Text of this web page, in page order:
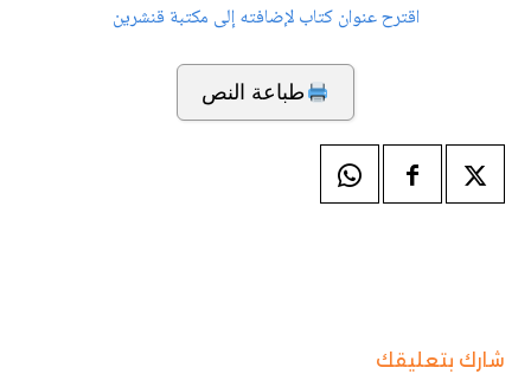
اقترح عنوان كتاب لإضافته إلى مكتبة قنشرين
طباعة النص
شارك بتعليقك